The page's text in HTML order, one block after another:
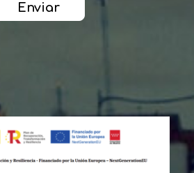
Enviar